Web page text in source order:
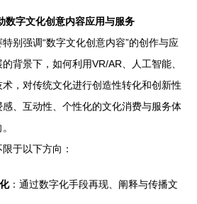
数字文化创意内容应用与服务
别强调“数字文化创意内容”的创作与应
背景下，如何利用VR/AR、人工智能、
，对传统文化进行创造性转化和创新性
、互动性、个性化的文化消费与服务体
于以下方向：
：通过数字化手段再现、阐释与传播文